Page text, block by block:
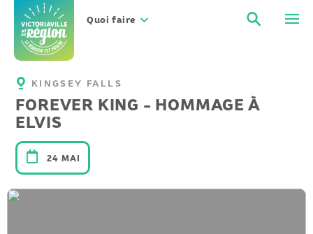
contenu
Quoi faire
KINGSEY FALLS
FOREVER KING - HOMMAGE À
ELVIS
24 MAI